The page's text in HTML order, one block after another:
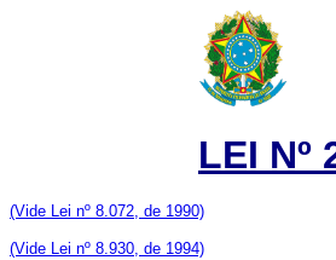
LEI Nº
(Vide Lei nº 8.072, de 1990)
(Vide Lei nº 8.930, de 1994)